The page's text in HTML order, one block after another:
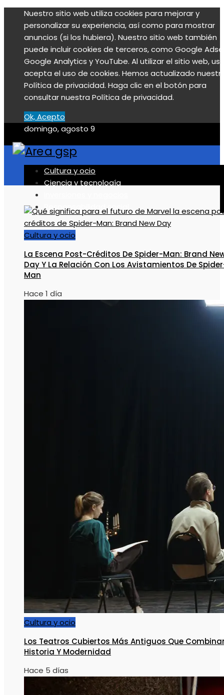
Nuestro sitio web utiliza cookies para mejorar y
personalizar su experiencia, así como para mostrar
anuncios (si los hubiera). Nuestro sitio web también
puede incluir cookies de terceros, como Google
Google Analytics y YouTube. Al utilizar el sitio web,
acepta el uso de cookies. Hemos actualizado
Política de privacidad. Haga clic en el botón para
consultar nuestra Política de privacidad.
Ok, Acepto
domingo, agosto 9
Cultura y ocio
Ciencia y tecnología
Responsabilidad social
Cultura y ocio
La Escena Post-Créditos De Spider-Man: Brand
Day Y La Relación Con Los Avistamientos De
Man
Hace 1 día
Cultura y ocio
Los Teatros Cubiertos Más Antiguos Que
Historia Y Modernidad
Hace 5 días